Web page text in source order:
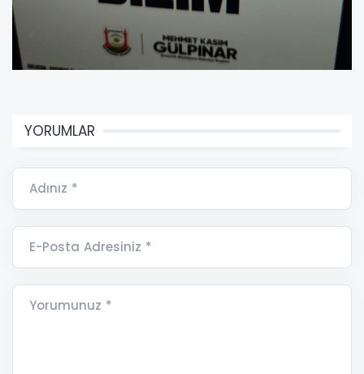
YORUMLAR
Adınız *
E-Posta Adresiniz *
Yorumunuz *